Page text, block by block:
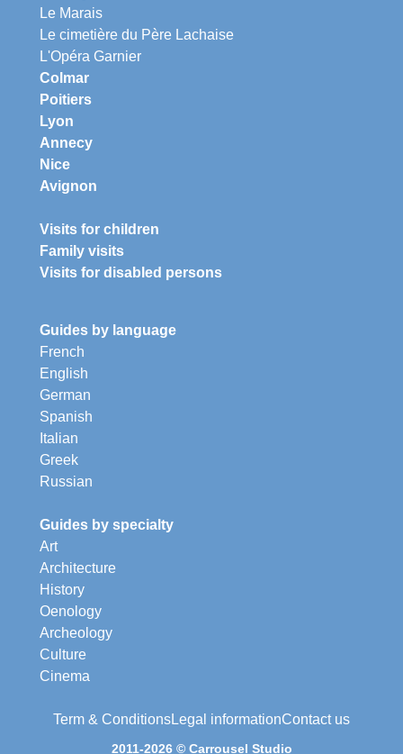
Le Marais
Le cimetière du Père Lachaise
L'Opéra Garnier
Colmar
Poitiers
Lyon
Annecy
Nice
Avignon
Visits for children
Family visits
Visits for disabled persons
Guides by language
French
English
German
Spanish
Italian
Greek
Russian
Guides by specialty
Art
Architecture
History
Oenology
Archeology
Culture
Cinema
Term & ConditionsLegal informationContact us
2011-2026 © Carrousel Studio